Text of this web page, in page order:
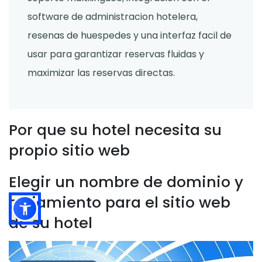
software de administracion hotelera,
resenas de huespedes y una interfaz facil de
usar para garantizar reservas fluidas y
maximizar las reservas directas.
Por que su hotel necesita su
propio sitio web
Elegir un nombre de dominio y
alojamiento para el sitio web
de su hotel